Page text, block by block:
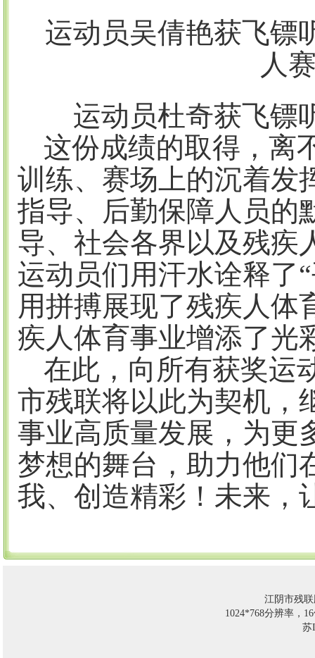
运动员吴倩艳获飞镖
人
运动员杜奇获飞镖
这份成绩的取得，离
训练、赛场上的沉着发
指导、后勤保障人员的
导、社会各界以及残疾
运动员们用汗水诠释了
用拼搏展现了残疾人体
疾人体育事业增添了光
在此，向所有获奖运
市残联将以此为契机，
事业高质量发展 ，为
梦想的舞台，助力他们
我、创造精彩！未来，
江阴市残
1024*768分辨率，
苏